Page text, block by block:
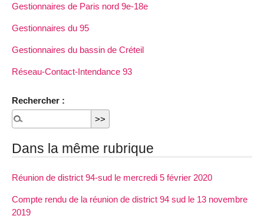
Gestionnaires de Paris nord 9e-18e
Gestionnaires du 95
Gestionnaires du bassin de Créteil
Réseau-Contact-Intendance 93
Rechercher :
Dans la même rubrique
Réunion de district 94-sud le mercredi 5 février 2020
Compte rendu de la réunion de district 94 sud le 13 novembre
2019